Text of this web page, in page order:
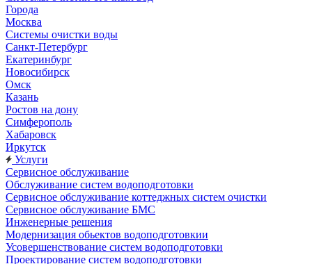
Города
Москва
Системы очистки воды
Санкт-Петербург
Екатеринбург
Новосибирск
Омск
Казань
Ростов на дону
Симферополь
Хабаровск
Иркутск
Услуги
Сервисное обслуживание
Обслуживание систем водоподготовки
Сервисное обслуживание коттеджных систем очистки
Сервисное обслуживание БМС
Инженерные решения
Модернизация обьектов водоподготовкии
Усовершенствование систем водоподготовки
Проектирование систем водоподготовки